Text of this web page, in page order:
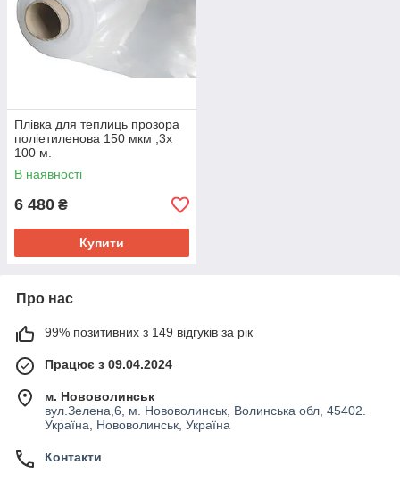
Плівка для теплиць прозора
поліетиленова 150 мкм ,3х
100 м.
В наявності
6 480 ₴
Купити
Про нас
99% позитивних з 149 відгуків за рік
Працює з 09.04.2024
м. Нововолинськ
вул.Зелена,6, м. Нововолинськ, Волинська обл, 45402.
Україна, Нововолинськ, Україна
Контакти